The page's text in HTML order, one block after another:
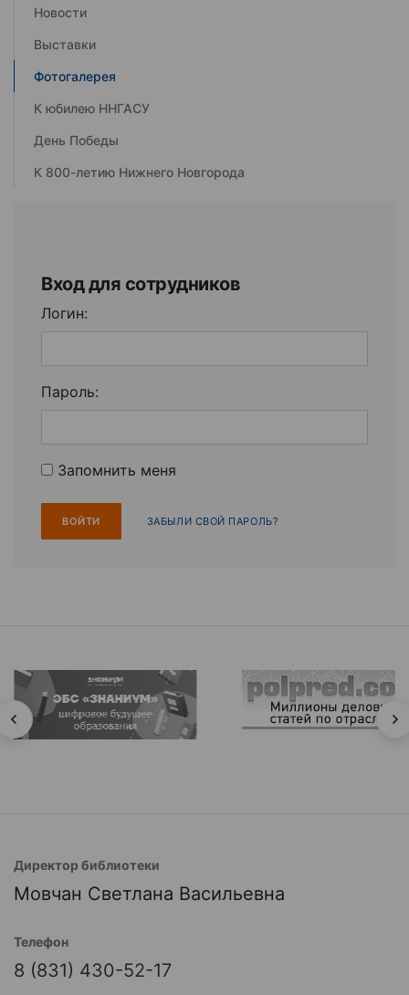
Новости
Выставки
Фотогалерея
К юбилею ННГАСУ
День Победы
К 800-летию Нижнего Новгорода
Вход для сотрудников
Логин:
Пароль:
Запомнить меня
ЗАБЫЛИ СВОЙ ПАРОЛЬ?
Директор библиотеки
Мовчан Светлана Васильевна
Телефон
8 (831) 430-52-17